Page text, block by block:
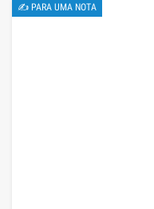
✍ PARA UMA NOTA